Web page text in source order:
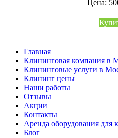
Цена:
Главная
Клининговая компания в
Клининговые услуги в
Клининг цены
Наши работы
Отзывы
Акции
Контакты
Аренда оборудования для
Блог